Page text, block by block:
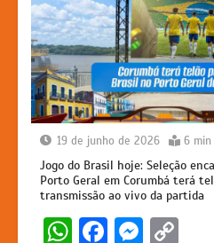
19 de junho de 2026 6 min
Jogo do Brasil hoje: Seleção
Porto Geral em Corumbá terá
transmissão ao vivo da partida
W F
M